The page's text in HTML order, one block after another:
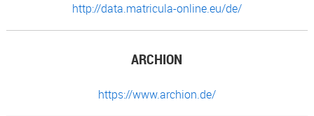
http://data.matricula-online.eu/de/
ARCHION
https://www.archion.de/